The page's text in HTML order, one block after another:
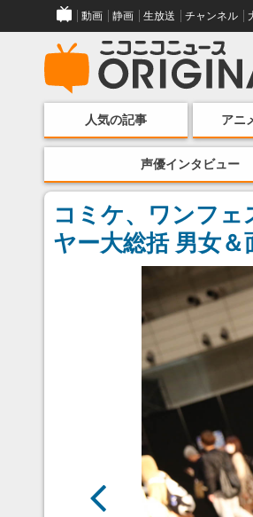
動画 静画 生放送 チャンネル
人気の記事 アニ
声優インタビュー
コミケ、ワンフ
ヤー大総括 男女